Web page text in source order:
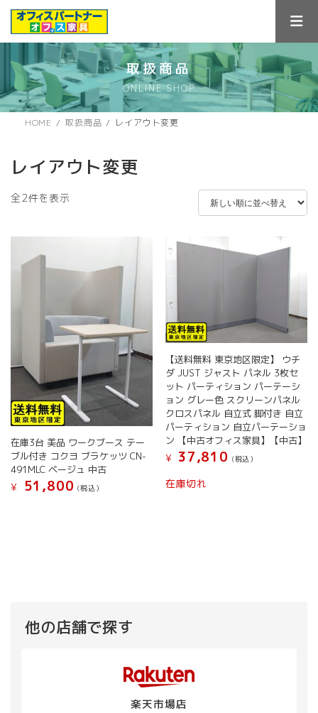
ス
キ
ン
に
取扱商品
ONLINE SHOP
HOME 取扱商品 レイアウト変更
レイアウト変更
全2件を表示
在庫3台 美品 ワークブース テー
ブル付き コクヨ ブラケッツ CN-
491MLC ベージュ 中古
¥
51,800 (税込）
【送料無料 東京地区限定】 ウチ
ダ JUST ジャスト パネル 3枚セ
ット パーティション パーテーシ
ョン グレー色 スクリーンパネル
クロスパネル 自立式 脚付き 自立
パーティション 自立パーテーショ
ン 【中古オフィス家具】【中古】
¥
37,810 (税込）
在庫切れ
他の店舗で探す
楽天市場店